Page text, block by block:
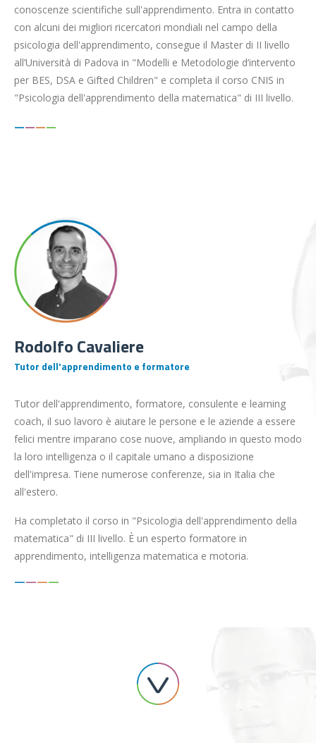
conoscenze scientifiche sull'apprendimento. Entra in contatto
con alcuni dei migliori ricercatori mondiali nel campo della
psicologia dell'apprendimento, consegue il Master di II livello
all’Università di Padova in "Modelli e Metodologie d’intervento
per BES, DSA e Gifted Children" e completa il corso CNIS in
"Psicologia dell'apprendimento della matematica" di III livello.
————
Rodolfo Cavaliere
Tutor dell'apprendimento e formatore
Tutor dell'apprendimento, formatore, consulente e learning
coach, il suo lavoro è aiutare le persone e le aziende a essere
felici mentre imparano cose nuove, ampliando in questo modo
la loro intelligenza o il capitale umano a disposizione
dell'impresa. Tiene numerose conferenze, sia in Italia che
all'estero.
Ha completato il corso in "Psicologia dell'apprendimento della
matematica" di III livello. È un esperto formatore in
apprendimento, intelligenza matematica e motoria.
————